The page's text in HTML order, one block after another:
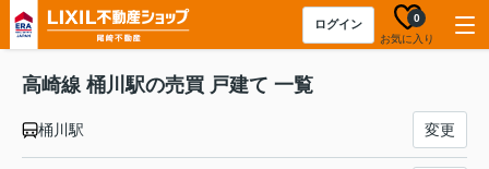
ログイン
お気に入り
0
高崎線 桶川駅の売買 戸建て 一覧
桶川駅 変更